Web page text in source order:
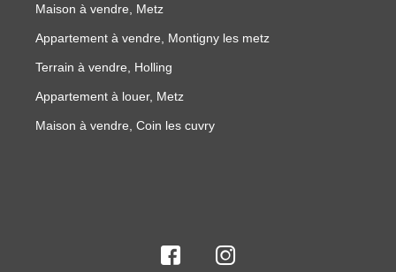
Maison à vendre, Metz
Appartement à vendre, Montigny les metz
Terrain à vendre, Holling
Appartement à louer, Metz
Maison à vendre, Coin les cuvry